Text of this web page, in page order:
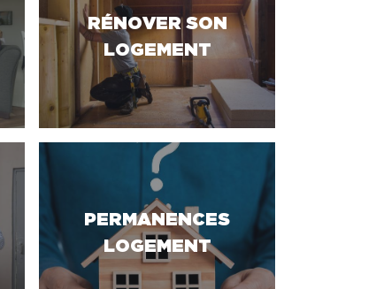
RÉNOVER SON
LOGEMENT
PERMANENCES
LOGEMENT